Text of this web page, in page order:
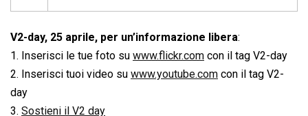
V2-day, 25 aprile, per un’informazione libera:
1. Inserisci le tue foto su www.flickr.com con il tag V2-day
2. Inserisci tuoi video su www.youtube.com con il tag V2-
day
3. Sostieni il V2 day